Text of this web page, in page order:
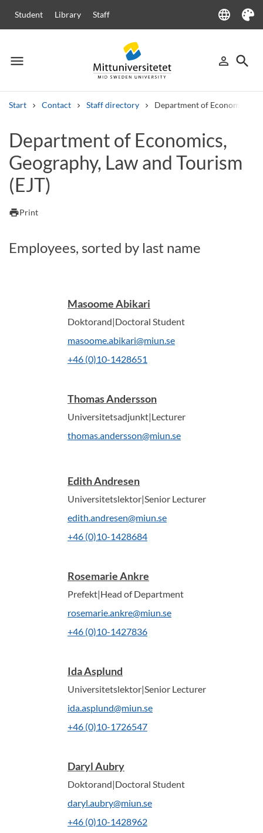
Student Library Staff language
Language
Theme
menu
Menu person_outline
Sign in
search
Start Contact Staff directory Department of Economics,
Other search services
Courses and programmesSyllabusWelcome lettersStaff
Job vacancies
Department of Economics,
Geography, Law and Tourism
(EJT)
printPrint
Employees, sorted by last name
Masoome Abikari
Doktorand|Doctoral Student
masoome.abikari@miun.se
+46 (0)10-1428651
Thomas Andersson
Universitetsadjunkt|Lecturer
thomas.andersson@miun.se
Edith Andresen
Universitetslektor|Senior Lecturer
edith.andresen@miun.se
+46 (0)10-1428684
Rosemarie Ankre
Prefekt|Head of Department
rosemarie.ankre@miun.se
+46 (0)10-1427836
Ida Asplund
Universitetslektor|Senior Lecturer
ida.asplund@miun.se
+46 (0)10-1726547
Daryl Aubry
Doktorand|Doctoral Student
daryl.aubry@miun.se
+46 (0)10-1428962